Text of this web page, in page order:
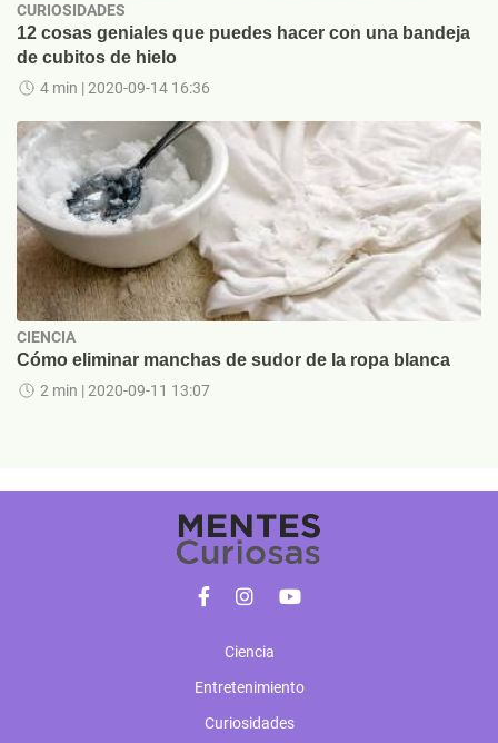
CURIOSIDADES
12 cosas geniales que puedes hacer con una bandeja
de cubitos de hielo
4 min | 2020-09-14 16:36
CIENCIA
Cómo eliminar manchas de sudor de la ropa blanca
2 min | 2020-09-11 13:07
Ciencia
Entretenimiento
Curiosidades